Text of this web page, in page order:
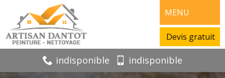
MENU
Devis gratuit
indisponible indisponible